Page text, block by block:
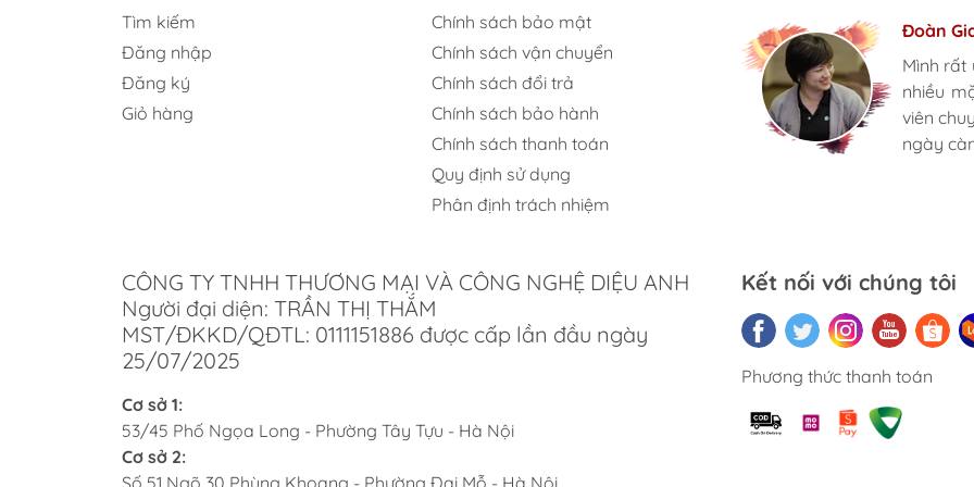
Track
Công nghệ lau sàn TrackSync™ 45°C phun nước nóng liên tục
Giẻ lau con lăn dẹt tăng lực chà và mở rộng diện tích làm sạch
Công nghệ ProLeap™ vượt chướng ngại vật lên đến 6cm
Tìm kiếm
Đăng nhập
Đăng ký
Giỏ hàng
Chính sách bảo mật
Chính sách vận chuyển
Chính sách đổi trả
Chính sách bảo hành
Chính sách thanh toán
Quy định sử dụng
Phân định trách nhiệm
Hương
Mình
nhiều
viên
ngày
Đoàn
Mình
nhiều
viên
ngày
Ngọc
Mình
nhiều
viên
ngày
CÔNG TY TNHH THƯƠNG MẠI VÀ CÔNG NGHỆ DIỆU ANH
Người đại diện: TRẦN THỊ THẮM
MST/ĐKKD/QĐTL: 0111151886 được cấp lần đầu ngày
25/07/2025
Cơ sở 1:
53/45 Phố Ngọa Long - Phường Tây Tựu - Hà Nội
Cơ sở 2:
Số 51 Ngõ 30 Phùng Khoang - Phường Đại Mỗ - Hà Nội
Kết nối với chúng tôi
Phương thức thanh toán